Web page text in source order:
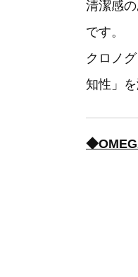
清潔感
です。
クロノ
知性」を